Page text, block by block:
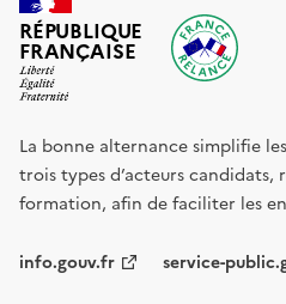
RÉPUBLIQUE
FRANÇAISE
La bonne alternance simplifie
trois types d’acteurs candidats,
formation, afin de faciliter les
info.gouv.fr service-